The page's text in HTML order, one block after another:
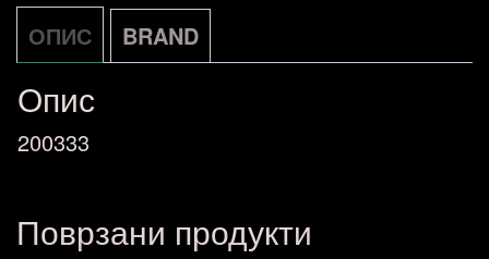
ОПИС BRAND
Опис
200333
Поврзани продукти